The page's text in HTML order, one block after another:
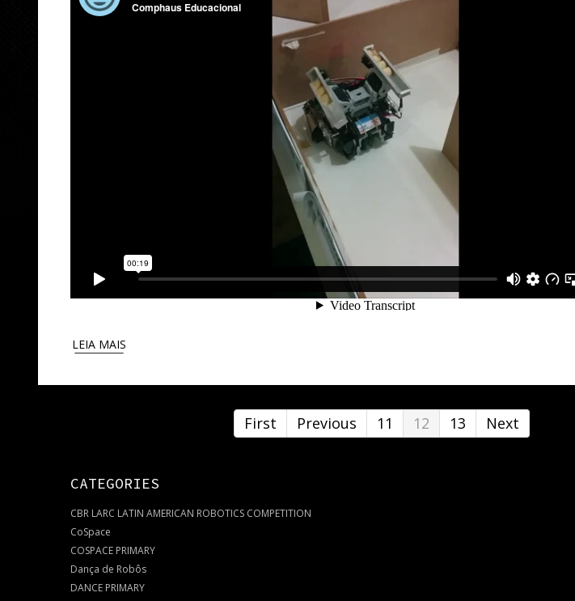
LEIA MAIS
First Previous 11 12 13 Next
CATEGORIES
CBR LARC LATIN AMERICAN ROBOTICS COMPETITION
CoSpace
COSPACE PRIMARY
Dança de Robôs
DANCE PRIMARY